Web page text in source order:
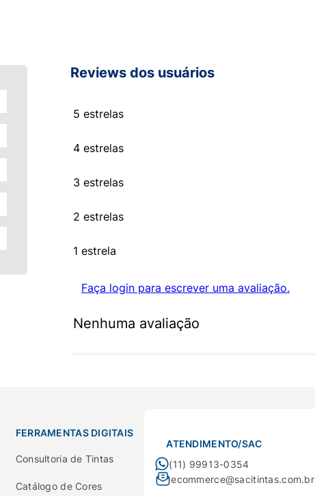
Reviews dos usuários
5 estrelas
4 estrelas
3 estrelas
2 estrelas
1 estrela
Faça login para escrever uma avaliação.
Nenhuma avaliação
FERRAMENTAS DIGITAIS
Consultoria de Tintas
Catálogo de Cores
ATENDIMENTO/SAC
(11) 99913-0354
ecommerce@sacitintas.com.br